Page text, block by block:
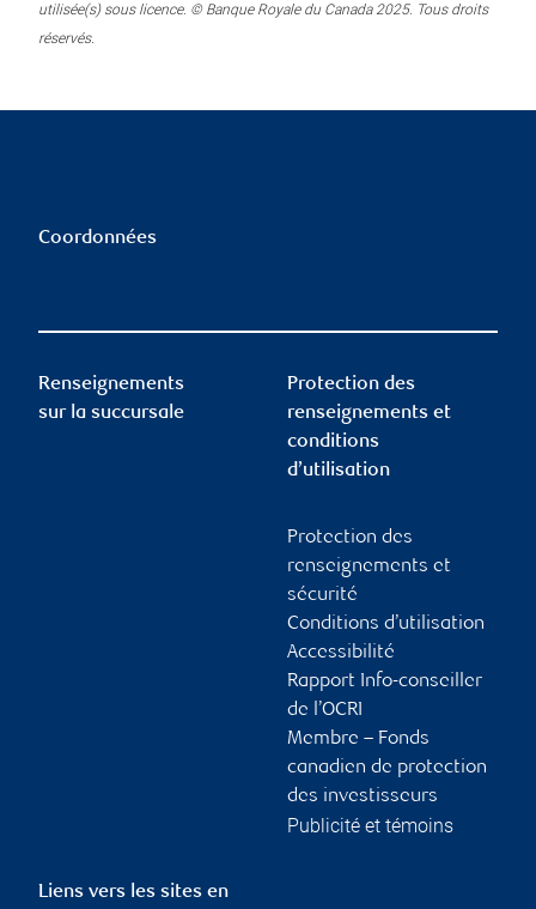
utilisée(s) sous licence. © Banque Royale du Canada 2025. Tous droits
réservés.
Coordonnées
Renseignements
sur la succursale
Protection des
renseignements et
conditions
d’utilisation
Protection des
renseignements et
sécurité
Conditions d’utilisation
Accessibilité
Rapport Info-conseiller
de l’OCRI
Membre – Fonds
canadien de protection
des investisseurs
Publicité et témoins
Liens vers les sites en